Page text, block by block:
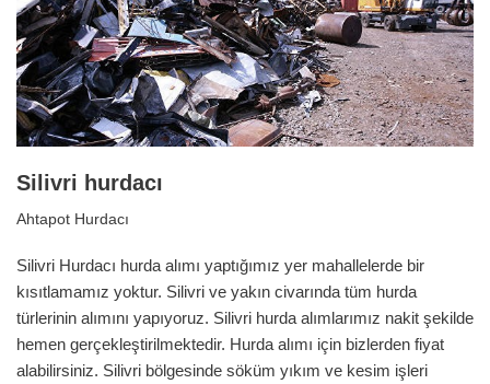
Silivri hurdacı
Ahtapot Hurdacı
Silivri Hurdacı hurda alımı yaptığımız yer mahallelerde bir
kısıtlamamız yoktur. Silivri ve yakın civarında tüm hurda
türlerinin alımını yapıyoruz. Silivri hurda alımlarımız nakit şekilde
hemen gerçekleştirilmektedir. Hurda alımı için bizlerden fiyat
alabilirsiniz. Silivri bölgesinde söküm yıkım ve kesim işleri